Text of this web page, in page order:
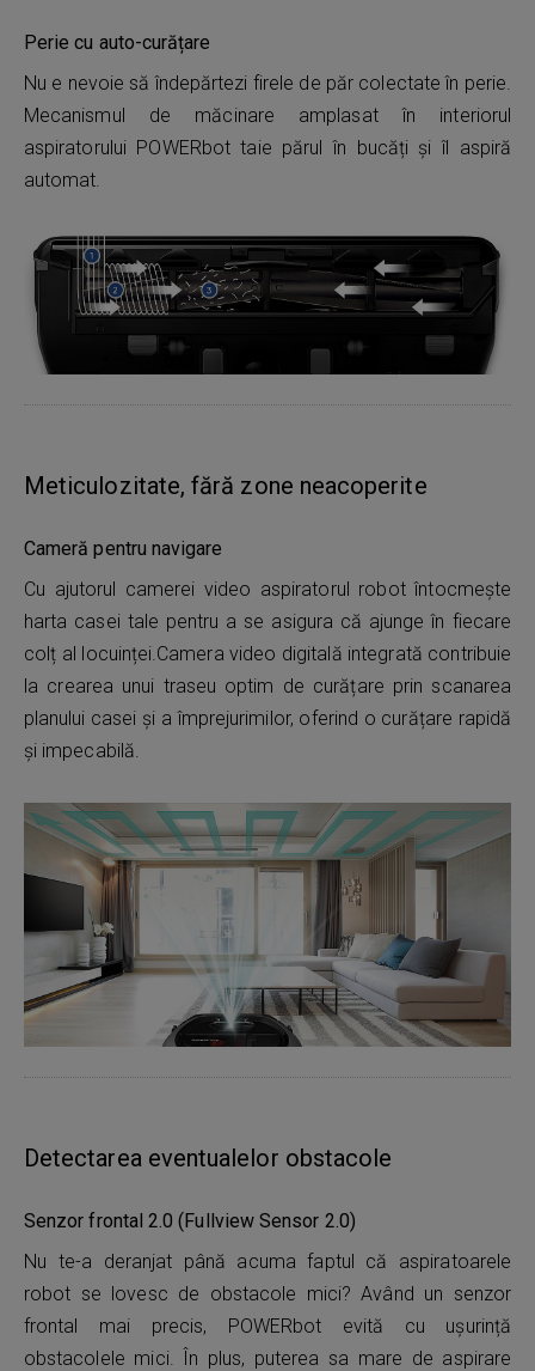
Perie cu auto-curățare
Nu e nevoie să îndepărtezi firele de păr colectate în perie.
Mecanismul de măcinare amplasat în interiorul
aspiratorului POWERbot taie părul în bucăți și îl aspiră
automat.
Meticulozitate, fără zone neacoperite
Cameră pentru navigare
Cu ajutorul camerei video aspiratorul robot întocmește
harta casei tale pentru a se asigura că ajunge în fiecare
colț al locuinței.Camera video digitală integrată contribuie
la crearea unui traseu optim de curățare prin scanarea
planului casei și a împrejurimilor, oferind o curățare rapidă
și impecabilă.
Detectarea eventualelor obstacole
Senzor frontal 2.0 (Fullview Sensor 2.0)
Nu te-a deranjat până acuma faptul că aspiratoarele
robot se lovesc de obstacole mici? Având un senzor
frontal mai precis, POWERbot evită cu ușurință
obstacolele mici. În plus, puterea sa mare de aspirare